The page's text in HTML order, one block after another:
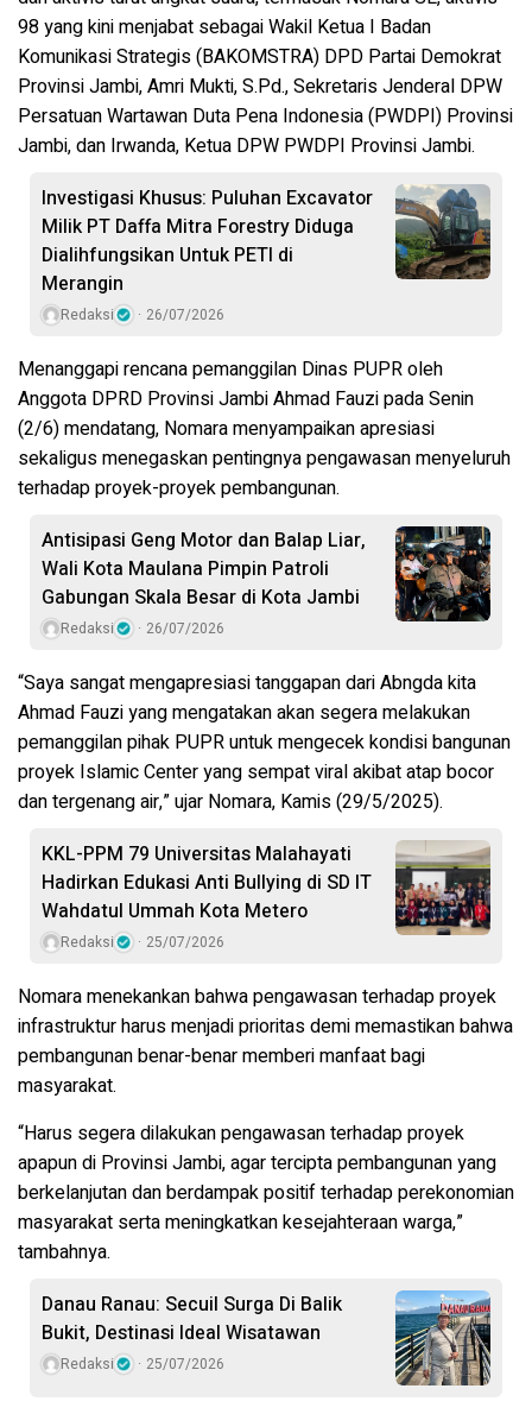
98 yang kini menjabat sebagai Wakil Ketua I Badan
Komunikasi Strategis (BAKOMSTRA) DPD Partai Demokrat
Provinsi Jambi, Amri Mukti, S.Pd., Sekretaris Jenderal DPW
Persatuan Wartawan Duta Pena Indonesia (PWDPI) Provinsi
Jambi, dan Irwanda, Ketua DPW PWDPI Provinsi Jambi.
Investigasi Khusus: Puluhan Excavator
Milik PT Daffa Mitra Forestry Diduga
Dialihfungsikan Untuk PETI di
Merangin
Redaksi 26/07/2026
Menanggapi rencana pemanggilan Dinas PUPR oleh
Anggota DPRD Provinsi Jambi Ahmad Fauzi pada Senin
(2/6) mendatang, Nomara menyampaikan apresiasi
sekaligus menegaskan pentingnya pengawasan menyeluruh
terhadap proyek-proyek pembangunan.
Antisipasi Geng Motor dan Balap Liar,
Wali Kota Maulana Pimpin Patroli
Gabungan Skala Besar di Kota Jambi
Redaksi 26/07/2026
“Saya sangat mengapresiasi tanggapan dari Abngda kita
Ahmad Fauzi yang mengatakan akan segera melakukan
pemanggilan pihak PUPR untuk mengecek kondisi bangunan
proyek Islamic Center yang sempat viral akibat atap bocor
dan tergenang air,” ujar Nomara, Kamis (29/5/2025).
KKL-PPM 79 Universitas Malahayati
Hadirkan Edukasi Anti Bullying di SD IT
Wahdatul Ummah Kota Metero
Redaksi 25/07/2026
Nomara menekankan bahwa pengawasan terhadap proyek
infrastruktur harus menjadi prioritas demi memastikan bahwa
pembangunan benar-benar memberi manfaat bagi
masyarakat.
“Harus segera dilakukan pengawasan terhadap proyek
apapun di Provinsi Jambi, agar tercipta pembangunan yang
berkelanjutan dan berdampak positif terhadap perekonomian
masyarakat serta meningkatkan kesejahteraan warga,”
tambahnya.
Danau Ranau: Secuil Surga Di Balik
Bukit, Destinasi Ideal Wisatawan
Redaksi 25/07/2026